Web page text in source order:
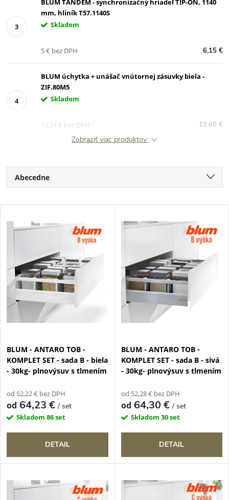
BLUM TANDEM - synchronizačný hriadeľ TIP-ON, 1140
mm, hliník T57.1140S
Skladom
6,15 €
5 € bez DPH
BLUM úchytka + unášač vnútornej zásuvky biela -
ZIF.80M5
Skladom
12,60 €
10,24 € bez DPH
Zobraziť viac produktov
R
a
d
e
n
i
e
p
o
d
u
k
Abecedne
V
ý
p
i
s
p
r
o
d
k
BLUM - ANTARO TOB -
KOMPLET SET - sada B - biela
- 30kg- plnovýsuv s tlmením
od 52,22 € bez DPH
od 64,23 €/ set
Skladom 86 set
DETAIL
BLUM - ANTARO TOB -
KOMPLET SET - sada B - sivá
- 30kg- plnovýsuv s tlmením
od 52,28 € bez DPH
od 64,30 €/ set
Skladom 30 set
DETAIL